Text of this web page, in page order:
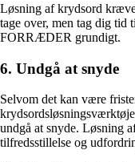
Løsning af krydsord
tage over, men tag dig tid
FORRÆDER grundigt.
6. Undgå at snyde
Selvom det kan være
undgå at snyde. Løsning
tilfredsstillelse og